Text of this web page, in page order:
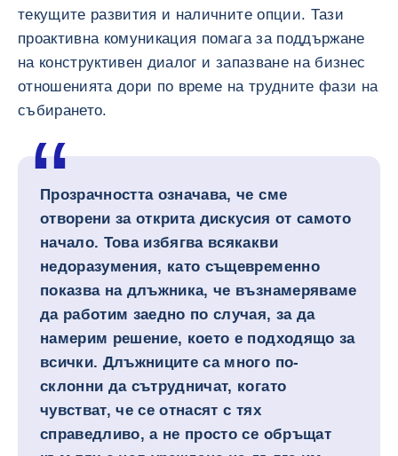
текущите развития и наличните опции. Тази
проактивна комуникация помага за поддържане
на конструктивен диалог и запазване на бизнес
отношенията дори по време на трудните фази на
събирането.
Прозрачността означава, че сме
отворени за открита дискусия от самото
начало. Това избягва всякакви
недоразумения, като същевременно
показва на длъжника, че възнамеряваме
да работим заедно по случая, за да
намерим решение, което е подходящо за
всички. Длъжниците са много по-
склонни да сътрудничат, когато
чувстват, че се отнасят с тях
справедливо, а не просто се обръщат